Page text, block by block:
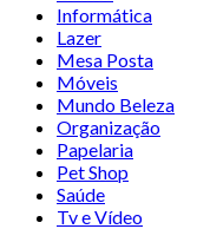
Informática
Lazer
Mesa Posta
Móveis
Mundo Beleza
Organização
Papelaria
Pet Shop
Saúde
Tv e Vídeo